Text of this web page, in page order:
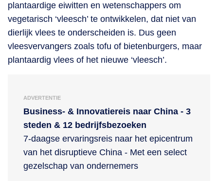
plantaardige eiwitten en wetenschappers om
vegetarisch ‘vleesch’ te ontwikkelen, dat niet van
dierlijk vlees te onderscheiden is. Dus geen
vleesvervangers zoals tofu of bietenburgers, maar
plantaardig vlees of het nieuwe ‘vleesch’.
ADVERTENTIE
Business- & Innovatiereis naar China - 3
steden & 12 bedrijfsbezoeken
7-daagse ervaringsreis naar het epicentrum
van het disruptieve China - Met een select
gezelschap van ondernemers